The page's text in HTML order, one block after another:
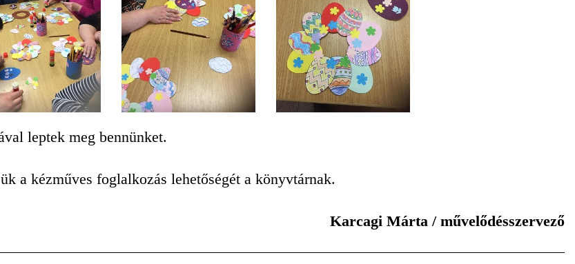
leptek meg bennünket.
a kézműves foglalkozás lehetőségét a könyvtárnak.
Karcagi Márta / művelődésszervező